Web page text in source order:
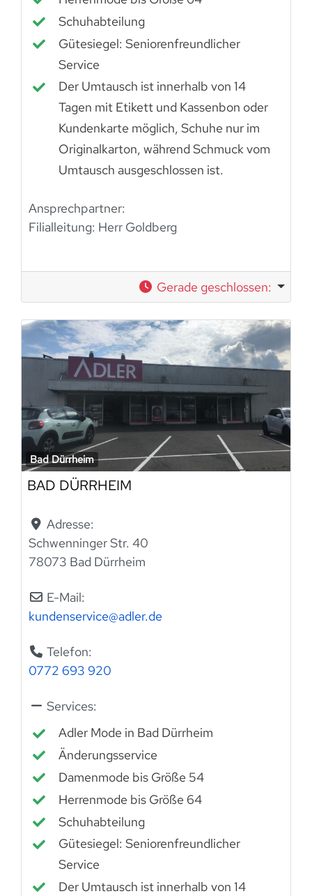
Schuhabteilung
Gütesiegel: Seniorenfreundlicher
Service
Der Umtausch ist innerhalb von 14
Tagen mit Etikett und Kassenbon oder
Kundenkarte möglich, Schuhe nur im
Originalkarton, während Schmuck vom
Umtausch ausgeschlossen ist.
Ansprechpartner:
Filialleitung: Herr Goldberg
Gerade geschlossen:
Bad Dürrheim
BAD DÜRRHEIM
Adresse:
Schwenninger Str. 40
78073 Bad Dürrheim
E-Mail:
kundenservice@adler.de
Telefon:
0772 693 920
Services:
Adler Mode in Bad Dürrheim
Änderungsservice
Damenmode bis Größe 54
Herrenmode bis Größe 64
Schuhabteilung
Gütesiegel: Seniorenfreundlicher
Service
Der Umtausch ist innerhalb von 14